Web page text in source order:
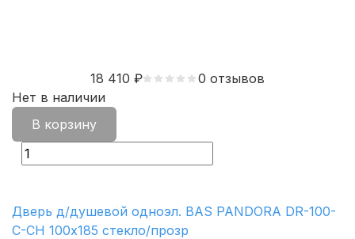
18 410 ₽
0 отзывов
Нет в наличии
В корзину
Дверь д/душевой одноэл. BAS PANDORA DR-100-
C-CH 100х185 стекло/прозр